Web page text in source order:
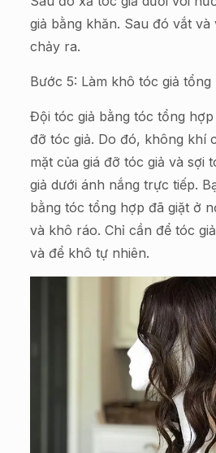
giả bằng khăn. Sau đó vắt
chảy ra.
Bước 5: Làm khô tóc giả tổng
Đội tóc giả bằng tóc tổng
đỡ tóc giả. Do đó, không khí
mặt của giá đỡ tóc giả và sợi
giả dưới ánh nắng trực tiếp.
bằng tóc tổng hợp đã giặt ở
và khô ráo. Chỉ cần để tóc
và để khô tự nhiên.